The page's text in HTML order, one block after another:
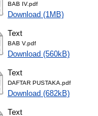
BAB IV.pdf
Download (1MB)
Text
BAB V.pdf
Download (560kB)
Text
DAFTAR PUSTAKA.pdf
Download (682kB)
Text